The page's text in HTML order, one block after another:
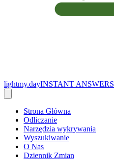
lightmy.dayINSTANT ANSWERS
Strona Główna
Odliczanie
Narzędzia wykrywania
Wyszukiwanie
O Nas
Dziennik Zmian